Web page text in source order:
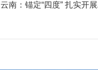
云南：锚定“四度” 扎实开